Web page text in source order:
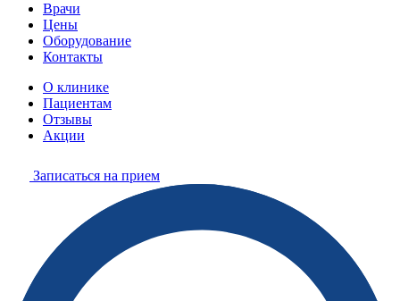
Врачи
Цены
Оборудование
Контакты
О клинике
Пациентам
Отзывы
Акции
Записаться на прием